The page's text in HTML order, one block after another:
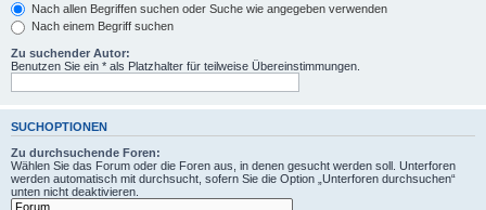
Nach allen Begriffen suchen oder Suche wie angegeben verwenden
Nach einem Begriff suchen
Zu suchender Autor:
Benutzen Sie ein * als Platzhalter für teilweise Übereinstimmungen.
SUCHOPTIONEN
Zu durchsuchende Foren:
Wählen Sie das Forum oder die Foren aus, in denen gesucht werden soll. Unterforen
werden automatisch mit durchsucht, sofern Sie die Option „Unterforen durchsuchen“
unten nicht deaktivieren.